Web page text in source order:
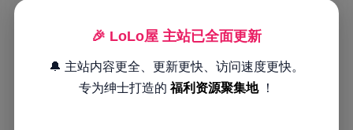
🎉 LoLo屋 主站已全面更新
🔔 主站内容更全、更新更快、访问速度更快。
专为绅士打造的福利资源聚集地 ！